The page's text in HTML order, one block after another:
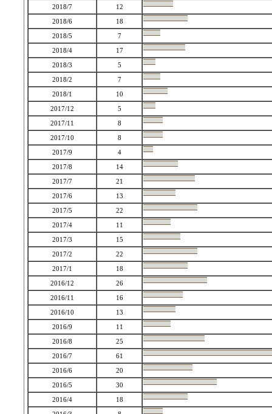
2018/7
12
2018/6
18
2018/5
7
2018/4
17
2018/3
5
2018/2
7
2018/1
10
2017/12
5
2017/11
8
2017/10
8
2017/9
4
2017/8
14
2017/7
21
2017/6
13
2017/5
22
2017/4
11
2017/3
15
2017/2
22
2017/1
18
2016/12
26
2016/11
16
2016/10
13
2016/9
11
2016/8
25
2016/7
61
2016/6
20
2016/5
30
2016/4
18